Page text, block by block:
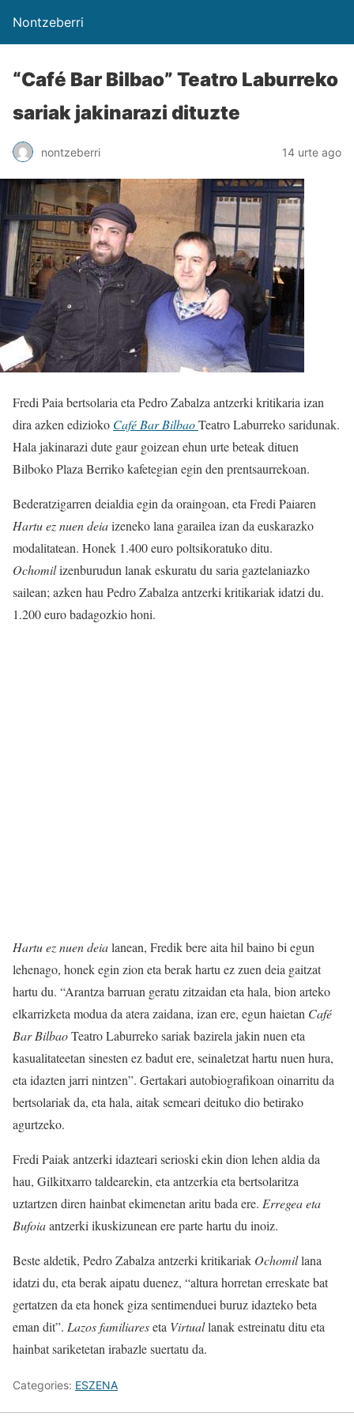
Nontzeberri
“Café Bar Bilbao” Teatro Laburreko
sariak jakinarazi dituzte
nontzeberri 14 urte ago
Fredi Paia bertsolaria eta Pedro Zabalza antzerki kritikaria izan
dira azken edizioko Café Bar BilbaoTeatro Laburreko saridunak.
Hala jakinarazi dute gaur goizean ehun urte beteak dituen
Bilboko Plaza Berriko kafetegian egin den prentsaurrekoan.
Bederatzigarren deialdia egin da oraingoan, eta Fredi Paiaren
Hartu ez nuen deiaizeneko lana garailea izan da euskarazko
modalitatean. Honek 1.400 euro poltsikoratuko ditu.
Ochomilizenburudun lanak eskuratu du saria gaztelaniazko
sailean; azken hau Pedro Zabalza antzerki kritikariak idatzi du.
1.200 euro badagozkio honi.
Hartu ez nuen deialanean, Fredik bere aita hil baino bi egun
lehenago, honek egin zion eta berak hartu ez zuen deia gaitzat
hartu du. “Arantza barruan geratu zitzaidan eta hala, bion arteko
elkarrizketa modua da atera zaidana, izan ere, egun haietan Café
Bar BilbaoTeatro Laburreko sariak bazirela jakin nuen eta
kasualitateetan sinesten ez badut ere, seinaletzat hartu nuen hura,
eta idazten jarri nintzen”. Gertakari autobiografikoan oinarritu da
bertsolariak da, eta hala, aitak semeari deituko dio betirako
agurtzeko.
Fredi Paiak antzerki idazteari serioski ekin dion lehen aldia da
hau, Gilkitxarro taldearekin, eta antzerkia eta bertsolaritza
uztartzen diren hainbat ekimenetan aritu bada ere. Erregea eta
Bufoiaantzerki ikuskizunean ere parte hartu du inoiz.
Beste aldetik, Pedro Zabalza antzerki kritikariak Ochomillana
idatzi du, eta berak aipatu duenez, “altura horretan erreskate bat
gertatzen da eta honek giza sentimenduei buruz idazteko beta
eman dit”. Lazos familiareseta Virtuallanak estreinatu ditu eta
hainbat sariketetan irabazle suertatu da.
Categories: ESZENA